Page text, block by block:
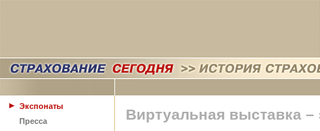
Экспонаты
Пресса
Виртуальная выставка –